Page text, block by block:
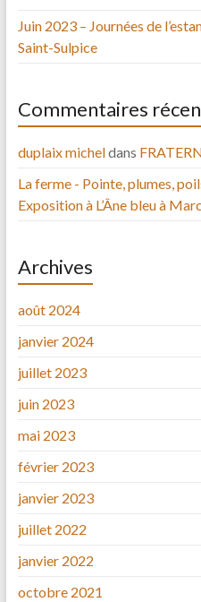
Juin 2023 – Journées de
Saint-Sulpice
Commentaires
duplaix micheldans
La ferme - Pointe, plumes,
Exposition à L’Âne bleu à
Archives
août 2024
janvier 2024
juillet 2023
juin 2023
mai 2023
février 2023
janvier 2023
juillet 2022
janvier 2022
octobre 2021